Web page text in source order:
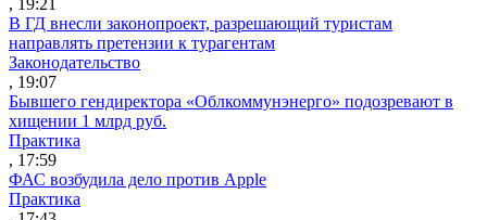
, 19:21
В ГД внесли законопроект, разрешающий туристам
направлять претензии к турагентам
Законодательство
, 19:07
Бывшего гендиректора «Облкоммунэнерго» подозревают в
хищении 1 млрд руб.
Практика
, 17:59
ФАС возбудила дело против Apple
Практика